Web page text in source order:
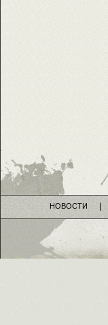
НОВОСТИ